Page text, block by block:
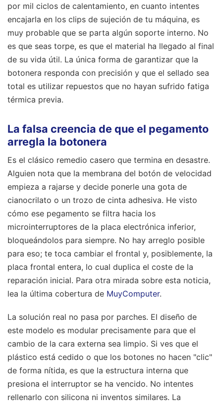
por mil ciclos de calentamiento, en cuanto intentes
encajarla en los clips de sujeción de tu máquina, es
muy probable que se parta algún soporte interno. No
es que seas torpe, es que el material ha llegado al final
de su vida útil. La única forma de garantizar que la
botonera responda con precisión y que el sellado sea
total es utilizar repuestos que no hayan sufrido fatiga
térmica previa.
La falsa creencia de que el pegamento
arregla la botonera
Es el clásico remedio casero que termina en desastre.
Alguien nota que la membrana del botón de velocidad
empieza a rajarse y decide ponerle una gota de
cianocrilato o un trozo de cinta adhesiva. He visto
cómo ese pegamento se filtra hacia los
microinterruptores de la placa electrónica inferior,
bloqueándolos para siempre. No hay arreglo posible
para eso; te toca cambiar el frontal y, posiblemente, la
placa frontal entera, lo cual duplica el coste de la
reparación inicial. Para otra mirada sobre esta noticia,
lea la última cobertura de MuyComputer.
La solución real no pasa por parches. El diseño de
este modelo es modular precisamente para que el
cambio de la cara externa sea limpio. Si ves que el
plástico está cedido o que los botones no hacen "clic"
de forma nítida, es que la estructura interna que
presiona el interruptor se ha vencido. No intentes
rellenarlo con silicona ni inventos similares. La